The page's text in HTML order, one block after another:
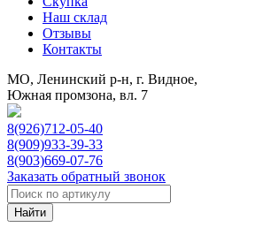
Наш склад
Отзывы
Контакты
МО, Ленинский р-н, г. Видное,
Южная промзона, вл. 7
8(926)712-05-40
8(909)933-39-33
8(903)669-07-76
Заказать обратный звонок